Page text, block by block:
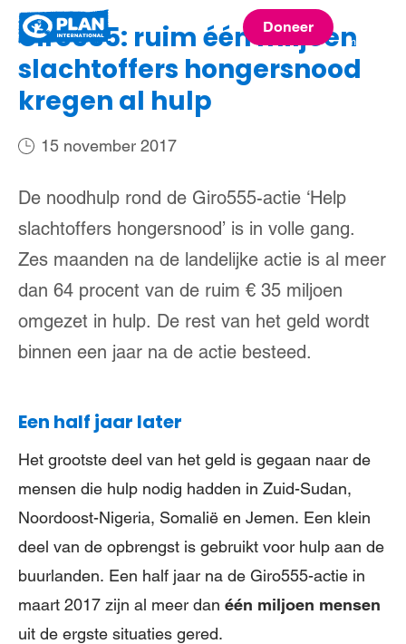
Plan
International
Doneer
menu
Giro555: ruim één miljoen
slachtoffers hongersnood
kregen al hulp
15 november 2017
De noodhulp rond de Giro555-actie ‘Help
slachtoffers hongersnood’ is in volle gang.
Zes maanden na de landelijke actie is al meer
dan 64 procent van de ruim € 35 miljoen
omgezet in hulp. De rest van het geld wordt
binnen een jaar na de actie besteed.
Een half jaar later
Het grootste deel van het geld is gegaan naar de
mensen die hulp nodig hadden in Zuid-Sudan,
Noordoost-Nigeria, Somalië en Jemen. Een klein
deel van de opbrengst is gebruikt voor hulp aan de
buurlanden. Een half jaar na de Giro555-actie in
maart 2017 zijn al meer dan één miljoen mensen
uit de ergste situaties gered.